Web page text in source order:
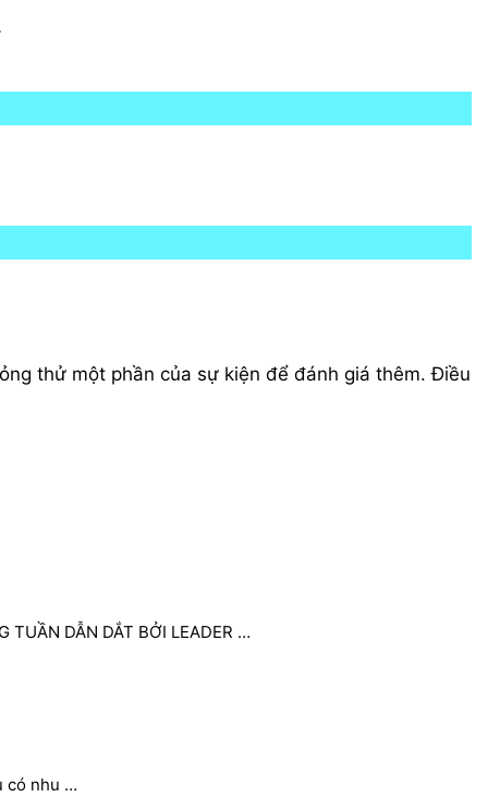
thử một phần của sự kiện để đánh giá thêm. Điều
TUẦN DẪN DẮT BỞI LEADER …
có nhu …